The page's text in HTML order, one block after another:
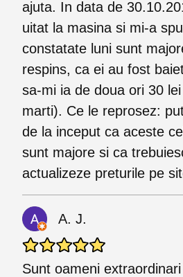
ajuta. In data de
uitat la masina si mi-a
constatate luni sunt
respins, ca ei au fost
sa-mi ia de doua ori 30
marti). Ce le reprosez:
de la inceput ca aceste
sunt majore si ca
actualizeze preturile pe
A. J.
Sunt oameni